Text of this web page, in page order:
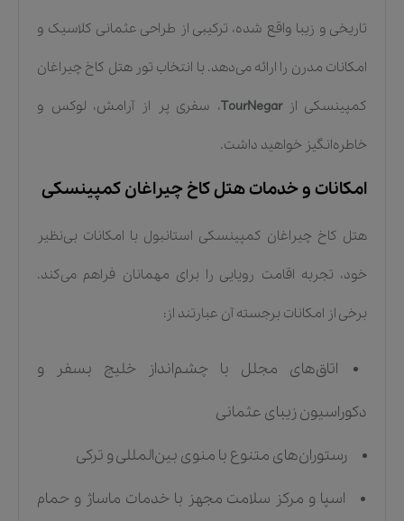
تاریخی و زیبا واقع شده، ترکیبی از طراحی عثمانی کلاسیک و
امکانات مدرن را ارائه می‌دهد. با انتخاب تور هتل کاخ چیراغان
کمپینسکی ازTourNegar، سفری پر از آرامش، لوکس و
خاطره‌انگیز خواهید داشت.
امکانات و خدمات هتل کاخ چیراغان کمپینسکی
هتل کاخ چیراغان کمپینسکی استانبول با امکانات بی‌نظیر
خود، تجربه اقامت رویایی را برای مهمانان فراهم می‌کند.
برخی از امکانات برجسته آن عبارتند از:
اتاق‌های مجلل با چشم‌انداز خلیج بسفر و
دکوراسیون زیبای عثمانی
رستوران‌های متنوع با منوی بین‌المللی و ترکی
اسپا و مرکز سلامت مجهز با خدمات ماساژ و حمام